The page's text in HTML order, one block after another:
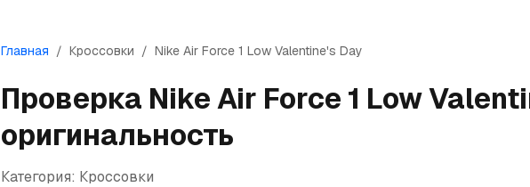
Главная / Кроссовки / Nike Air Force 1 Low Valentine's Day
Проверка NikeAir Force 1 Low
оригинальность
Категория: Кроссовки